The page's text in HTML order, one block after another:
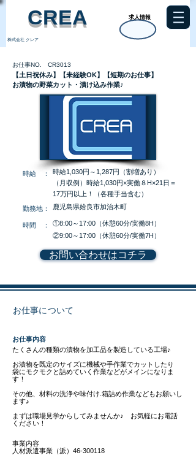
​CREA 求人情報
株式会社 クレア
お仕事NO. CR3013
【土日祝休み】【未経験OK】【短期のお仕事】
お漬物の野菜カット・漬け込み作業♪
​時給 ：
時給1,030円～1,287円（割増あり）
（月収例）時給1,030円×実働８H×21日＝
17万円以上！（各種手当含む）
​勤務地：
鹿児島県姶良市加治木町
​時間 ：
①8:00～17:00（休憩60分/実働8H）
②9:00～17:00（休憩60分/実働7H）
お問い合わせはコチラ
お仕事について
​お仕事内容
たくさんの種類の漬物を加工品を製造している工場♪
お漬物を既定のサイズに機械や手作業でカットしたり
袋にモクモクと詰めていく作業などがメインになりま
す！
その他、材料の洗浄や味付け.箱詰め作業などもお願いし
ます♪
まずは職場見学からしてみませんか♪ お気軽にお電話
ください！
事業内容
人材派遣事業（派）46-300118